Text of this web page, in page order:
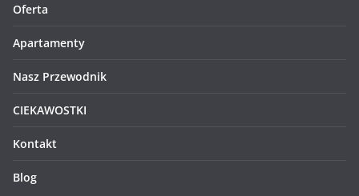
Oferta
Apartamenty
Nasz Przewodnik
CIEKAWOSTKI
Kontakt
Blog